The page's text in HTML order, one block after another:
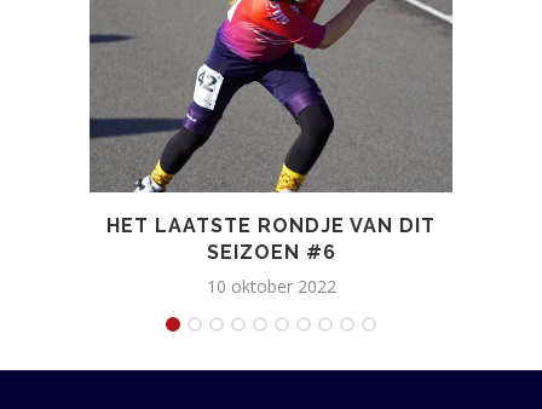
HET LAATSTE RONDJE VAN DIT
SEIZOEN #6
10 oktober 2022